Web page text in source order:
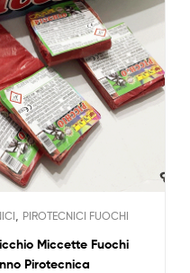
PIROTECNICI FUOCHI
Miccette Fuochi
Pirotecnica